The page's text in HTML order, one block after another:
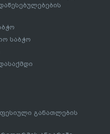
საბჭო
განათლების